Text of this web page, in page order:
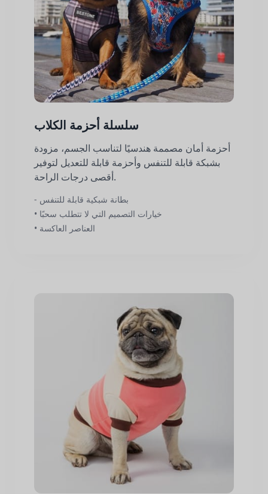
سلسلة أحزمة الكلاب
أحزمة أمان مصممة هندسيًا لتناسب الجسم، مزودة
بشبكة قابلة للتنفس وأحزمة قابلة للتعديل لتوفير
أقصى درجات الراحة.
- بطانة شبكية قابلة للتنفس
• خيارات التصميم التي لا تتطلب سحبًا
• العناصر العاكسة